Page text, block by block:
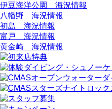
伊豆海洋公園 海況情報
八幡野 海況情報
初島 海況情報
富戸 海況情報
黄金崎 海況情報